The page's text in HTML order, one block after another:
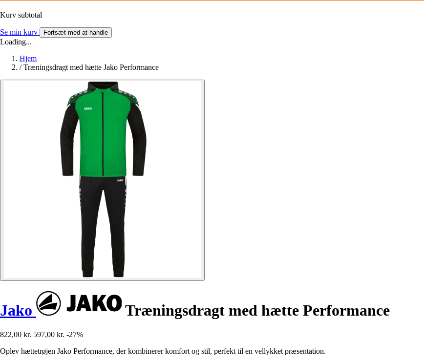
Kurv subtotal
Se min kurv Fortsæt med at handle
Loading...
Hjem
/ Træningsdragt med hætte Jako Performance
Jako Træningsdragt med hætte Performance
822,00 kr. 597,00 kr. -27%
Oplev hættetrøjen Jako Performance, der kombinerer komfort og stil, perfekt til en vellykket præsentation.